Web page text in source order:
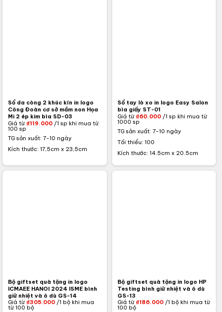
Sổ da còng 2 khúc kín in logo
Công Đoàn cơ sở mầm non Họa
Mi 2 ép kim bìa SD-03
Giá từ ₫119.000 /1 sp khi mua từ
100 sp
TG sản xuất: 7-10 ngày
Kích thước: 17,5cm x 23,5cm
Sổ tay lò xo in logo Easy Salon
bìa giấy ST-01
Giá từ ₫60.000/1 sp khi mua từ
1000 sp
TG sản xuất: 7-10 ngày
Tối thiểu: 100
Kích thước: 14.5cm x 20.5cm
Bộ giftset quà tặng in logo
ICMAEE HANOI 2024 ISME bình
giữ nhiệt và ô dù GS-14
Giá từ ₫305.000 /1 bộ khi mua
từ 100 bộ
Bộ giftset quà tặng in logo HP
Testing bình giữ nhiệt và ô dù
GS-13
Giá từ ₫186.000/1 bộ khi mua từ
100 bộ